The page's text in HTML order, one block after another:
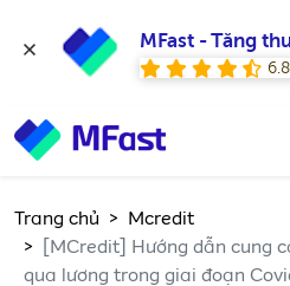
MFast - Tăng
Trang chủ
Mcredit
[MCredit] Hướng dẫn cung
qua lương trong giai đoạn